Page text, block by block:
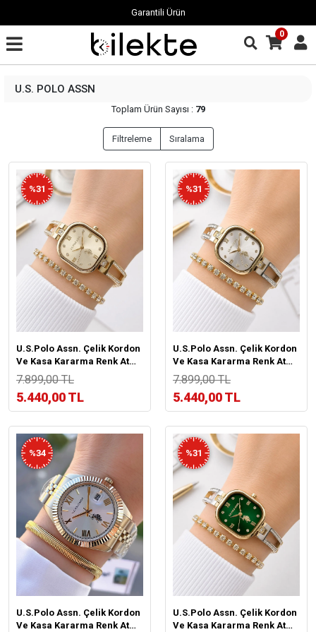
Garantili Ürün
0
U.S. POLO ASSN
Toplam Ürün Sayısı : 79
Filtreleme Sıralama
%31
U.S.Polo Assn. Çelik Kordon
Ve Kasa Kararma Renk Atma
Yapmaz 2 Yıl Garantili Kadın
Kol Saati US.01
7.899,00 TL
5.440,00 TL
%31
U.S.Polo Assn. Çelik Kordon
Ve Kasa Kararma Renk Atma
Yapmaz 2 Yıl Garantili Kadın
Kol Saati US.02
7.899,00 TL
5.440,00 TL
%34
U.S.Polo Assn. Çelik Kordon
Ve Kasa Kararma Renk Atma
%31
U.S.Polo Assn. Çelik Kordon
Ve Kasa Kararma Renk Atma